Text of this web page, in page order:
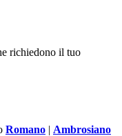
richiedono il tuo
Romano | Ambrosiano